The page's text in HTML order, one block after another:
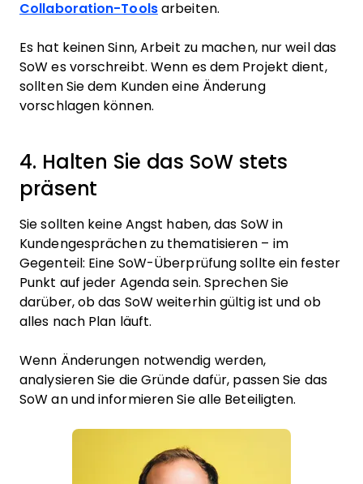
Collaboration-Toolsarbeiten.
Es hat keinen Sinn, Arbeit zu machen, nur weil das
SoW es vorschreibt. Wenn es dem Projekt dient,
sollten Sie dem Kunden eine Änderung
vorschlagen können.
4. Halten Sie das SoW stets
präsent
Sie sollten keine Angst haben, das SoW in
Kundengesprächen zu thematisieren – im
Gegenteil: Eine SoW-Überprüfung sollte ein fester
Punkt auf jeder Agenda sein. Sprechen Sie
darüber, ob das SoW weiterhin gültig ist und ob
alles nach Plan läuft.
Wenn Änderungen notwendig werden,
analysieren Sie die Gründe dafür, passen Sie das
SoW an und informieren Sie alle Beteiligten.